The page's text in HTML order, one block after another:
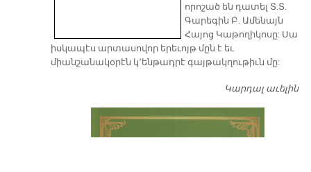
որոշած են դատել Տ.Տ.
Գարեգին Բ. Ամենայն
Հայոց Կաթողիկոսը: Սա
իսկապէս արտասովոր երեւոյթ մըն է եւ
միանշանակօրէն կ՚ենթադրէ գայթակղութիւն մը:
Կարդալ աւելին